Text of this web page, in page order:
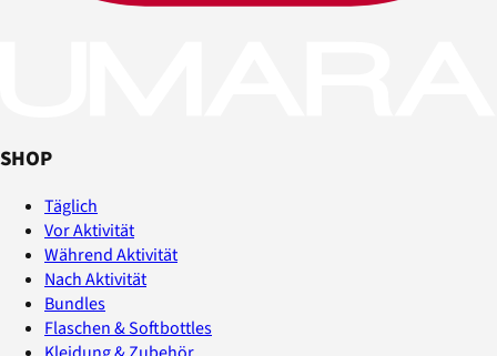
SHOP
Täglich
Vor Aktivität
Während Aktivität
Nach Aktivität
Bundles
Flaschen & Softbottles